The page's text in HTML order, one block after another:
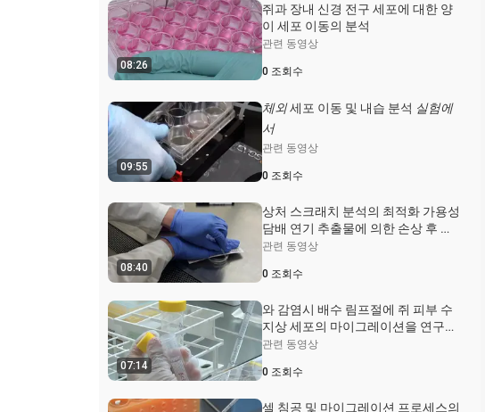
08:26
쥐과 장내 신경 전구 세포에 대한 양
이 세포 이동의 분석
관련 동영상
0 조회수
09:55
체외세포 이동 및 내습 분석 실험에
서
관련 동영상
0 조회수
08:40
상처 스크래치 분석의 최적화 가용성
담배 연기 추출물에 의한 손상 후 쥐
중간 엽 기질 세포 이동의 변화를 감
관련 동영상
0 조회수
07:14
와 감염시 배수 림프절에 쥐 피부 수
지상 세포의 마이그레이션을 연구하
는 CFSE 기반 분석
관련 동영상
0 조회수
셀 침공 및 마이그레이션 프로세스의